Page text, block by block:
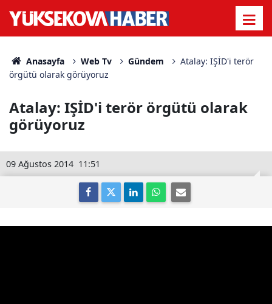
Anasayfa Web Tv Gündem
Atalay: IŞİD'i terör
örgütü olarak görüyoruz
Atalay: IŞİD'i terör örgütü olarak
görüyoruz
11:51
09 Ağustos 2014